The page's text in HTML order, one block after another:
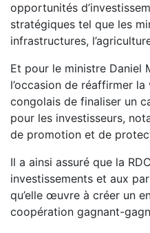
opportunités
stratégiques tel que les
infrastructures,
Et pour le ministre Daniel
l’occasion de réaffirmer
congolais de finaliser un
pour les investisseurs,
de promotion et de
Il a ainsi assuré que la
investissements et aux
qu’elle œuvre à créer un
coopération gagnant-